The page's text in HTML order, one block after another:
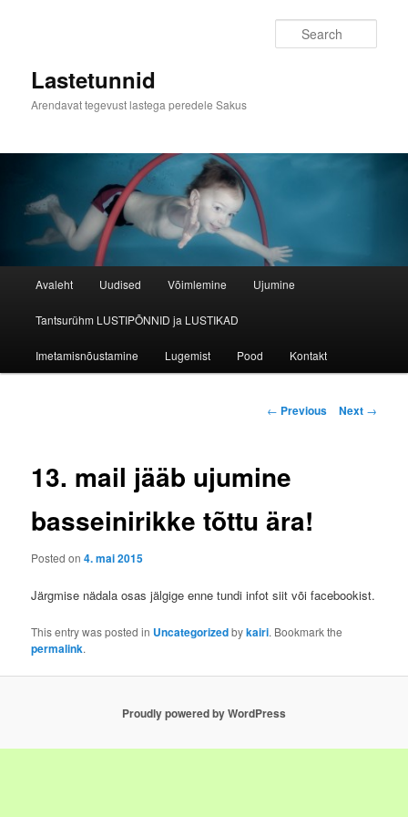
Lastetunnid
Arendavat tegevust lastega peredele Sakus
Avaleht Uudised Võimlemine Ujumine
Tantsurühm LUSTIPÕNNID ja LUSTIKAD
Imetamisnõustamine Lugemist Pood Kontakt
Post
← Previous Next →
13. mail jääb ujumine
basseinirikke tõttu ära!
Posted on4. mai 2015
Järgmise nädala osas jälgige enne tundi infot siit või facebookist.
This entry was posted in Uncategorizedbykairi. Bookmark the
permalink.
Proudly powered by WordPress